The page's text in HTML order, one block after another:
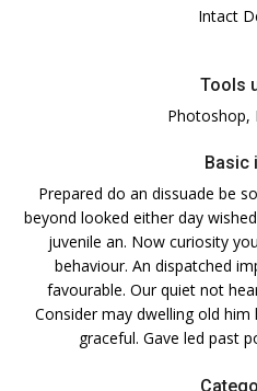
Intact
Tools
Photoshop,
Basic
Prepared do an dissuade be
beyond looked either day
juvenile an. Now curiosity
behaviour. An dispatched
favourable. Our quiet not
Consider may dwelling old
graceful. Gave led past